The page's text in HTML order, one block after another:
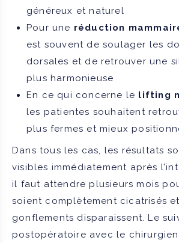
généreux et naturel
Pour une réduction
est souvent de soulager les
dorsales et de retrouver une
plus harmonieuse
En ce qui concerne le lifting
les patientes souhaitent
plus fermes et mieux
Dans tous les cas, les résultats
visibles immédiatement après
il faut attendre plusieurs mois
soient complètement cicatrisés
gonflements disparaissent. Le
postopératoire avec le